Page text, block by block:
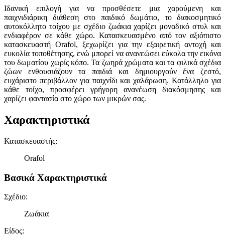
Ιδανική επιλογή για να προσθέσετε μια χαρούμενη και
παιχνιδιάρικη διάθεση στο παιδικό δωμάτιο, το διακοσμητικό
αυτοκόλλητο τοίχου με σχέδιο ζωάκια χαρίζει μοναδικό στυλ και
ενδιαφέρον σε κάθε χώρο. Κατασκευασμένο από τον αξιόπιστο
κατασκευαστή Orafol, ξεχωρίζει για την εξαιρετική αντοχή και
ευκολία τοποθέτησης, ενώ μπορεί να ανανεώσει εύκολα την εικόνα
του δωματίου χωρίς κόπο. Τα ζωηρά χρώματα και τα φιλικά σχέδια
ζώων ενθουσιάζουν τα παιδιά και δημιουργούν ένα ζεστό,
ευχάριστο περιβάλλον για παιχνίδι και χαλάρωση. Κατάλληλο για
κάθε τοίχο, προσφέρει γρήγορη ανανέωση διακόσμησης και
χαρίζει φαντασία στο χώρο των μικρών σας.
Χαρακτηριστικά
Κατασκευαστής:
Orafol
Βασικά Χαρακτηριστικά
Σχέδιο:
Ζωάκια
Είδος: